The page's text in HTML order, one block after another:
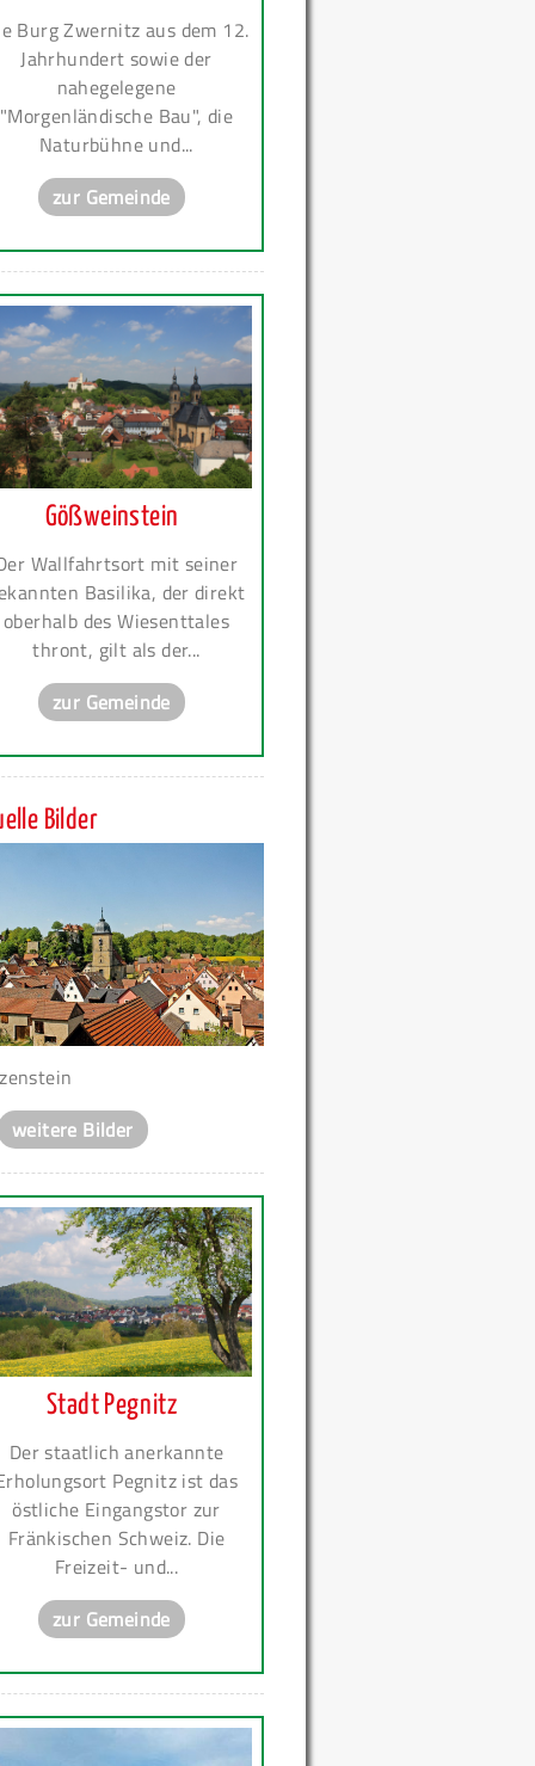
Burg Zwernitz aus dem 12.
Jahrhundert sowie der
nahegelegene
"Morgenländische Bau", die
Naturbühne und...
zur Gemeinde
Gößweinstein
Wallfahrtsort mit seiner
Basilika, der direkt
oberhalb des Wiesenttales
thront, gilt als der...
zur Gemeinde
Bilder
weitere Bilder
Stadt Pegnitz
Der staatlich anerkannte
Pegnitz ist das
östliche Eingangstor zur
Fränkischen Schweiz. Die
Freizeit- und...
zur Gemeinde